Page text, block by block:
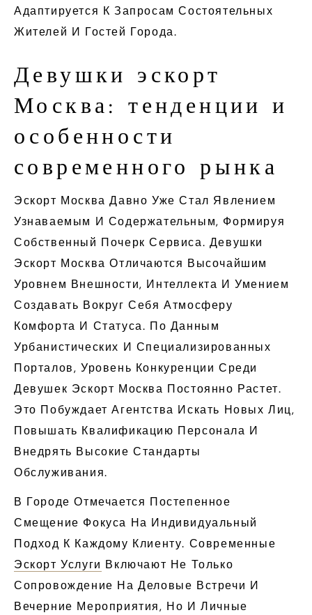
Адаптируется К Запросам Состоятельных
Жителей И Гостей Города.
Девушки эскорт
Москва: тенденции и
особенности
современного рынка
Эскорт Москва Давно Уже Стал Явлением
Узнаваемым И Содержательным, Формируя
Собственный Почерк Сервиса. Девушки
Эскорт Москва Отличаются Высочайшим
Уровнем Внешности, Интеллекта И Умением
Создавать Вокруг Себя Атмосферу
Комфорта И Статуса. По Данным
Урбанистических И Специализированных
Порталов, Уровень Конкуренции Среди
Девушек Эскорт Москва Постоянно Растет.
Это Побуждает Агентства Искать Новых Лиц,
Повышать Квалификацию Персонала И
Внедрять Высокие Стандарты
Обслуживания.
В Городе Отмечается Постепенное
Смещение Фокуса На Индивидуальный
Подход К Каждому Клиенту. Современные
Эскорт Услуги Включают Не Только
Сопровождение На Деловые Встречи И
Вечерние Мероприятия, Но И Личные